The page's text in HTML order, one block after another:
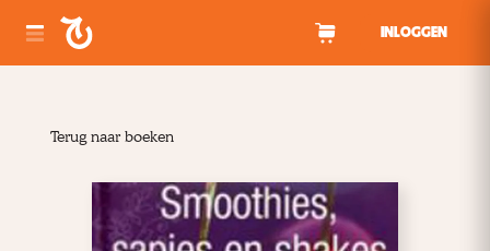
INLOGGEN
Terug naar boeken